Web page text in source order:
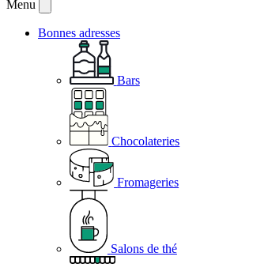
Menu
Bonnes adresses
Bars
Chocolateries
Fromageries
Salons de thé